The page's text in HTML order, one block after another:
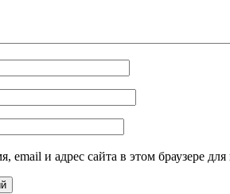
email и адрес сайта в этом браузере